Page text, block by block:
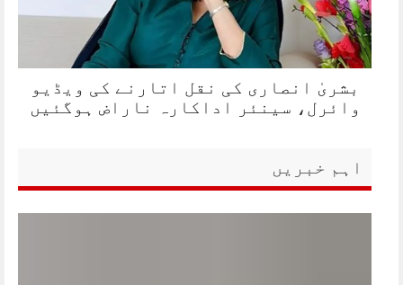
بشریٰ انصاری کی نقل اتارنے کی ویڈیو
وائرل، سینئر اداکارہ ناراض ہوگئیں
اہم خبریں